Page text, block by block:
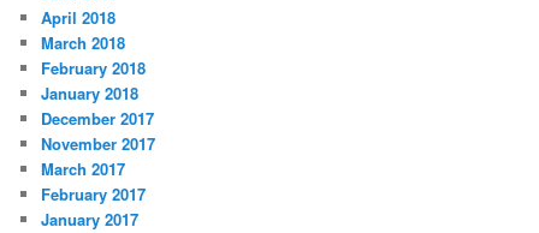
April 2018
March 2018
February 2018
January 2018
December 2017
November 2017
March 2017
February 2017
January 2017